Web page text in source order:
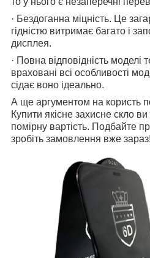
· Бездоганна міцність. Це
гідністю витримає багато і
дисплея.
· Повна відповідність моделі
враховані всі особливості
сідає воно ідеально.
А ще аргументом на користь
Купити якісне захисне скло
помірну вартість. Подбайте
зробіть замовлення вже зараз!